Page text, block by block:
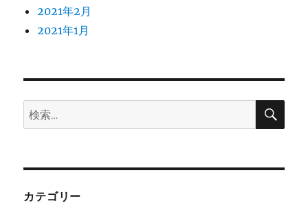
2021年2月
2021年1月
検
索:
検
カテゴリー